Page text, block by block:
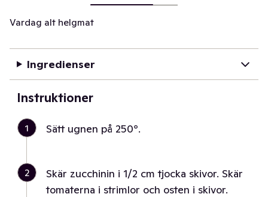
Vardag alt helgmat
Ingredienser
Instruktioner
1 Sätt ugnen på 250°.
2
Skär zucchinin i 1/2 cm tjocka skivor. Skär
tomaterna i strimlor och osten i skivor.